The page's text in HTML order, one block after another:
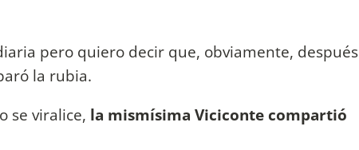
pero quiero decir que, obviamente, después
la rubia.
se viralice, la mismísima Viciconte compartió